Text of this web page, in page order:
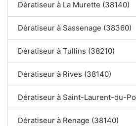
Dératiseur à La Murette (38140)
Dératiseur à Sassenage (38360)
Dératiseur à Tullins (38210)
Dératiseur à Rives (38140)
Dératiseur à Saint-Laurent-du-
Dératiseur à Renage (38140)